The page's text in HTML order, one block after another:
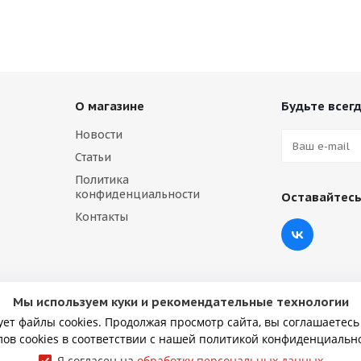
О магазине
Новости
Статьи
Политика
конфиденциальности
Контакты
Будьте
Мы используем куки и рекомендательные технологии
файлы cookies. Продолжая просмотр сайта, вы
cookies в соответствии с нашей политикой